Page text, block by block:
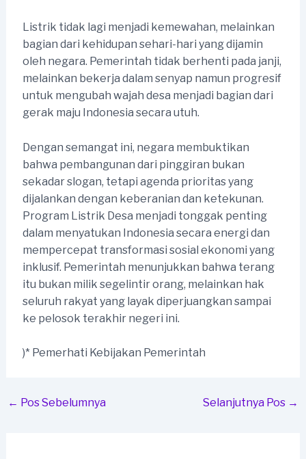
Listrik tidak lagi menjadi kemewahan, melainkan
bagian dari kehidupan sehari-hari yang dijamin
oleh negara. Pemerintah tidak berhenti pada janji,
melainkan bekerja dalam senyap namun progresif
untuk mengubah wajah desa menjadi bagian dari
gerak maju Indonesia secara utuh.
Dengan semangat ini, negara membuktikan
bahwa pembangunan dari pinggiran bukan
sekadar slogan, tetapi agenda prioritas yang
dijalankan dengan keberanian dan ketekunan.
Program Listrik Desa menjadi tonggak penting
dalam menyatukan Indonesia secara energi dan
mempercepat transformasi sosial ekonomi yang
inklusif. Pemerintah menunjukkan bahwa terang
itu bukan milik segelintir orang, melainkan hak
seluruh rakyat yang layak diperjuangkan sampai
ke pelosok terakhir negeri ini.
)* Pemerhati Kebijakan Pemerintah
Post
← Pos Sebelumnya Selanjutnya Pos →